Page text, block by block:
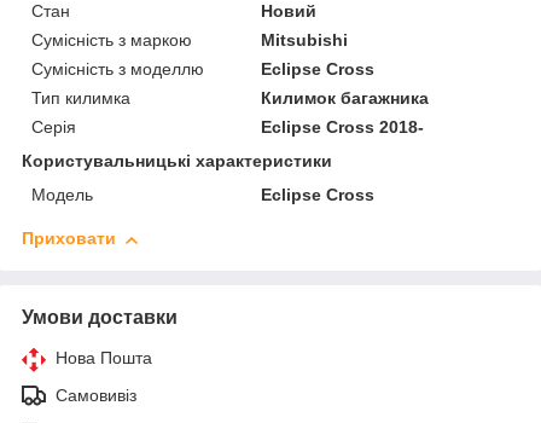
Стан
Новий
Сумісність з маркою
Mitsubishi
Сумісність з моделлю
Eclipse Cross
Тип килимка
Килимок багажника
Серія
Eclipse Cross 2018-
Користувальницькі характеристики
Мoдель
Eclipse Cross
Приховати
Умови доставки
Нова Пошта
Самовивіз